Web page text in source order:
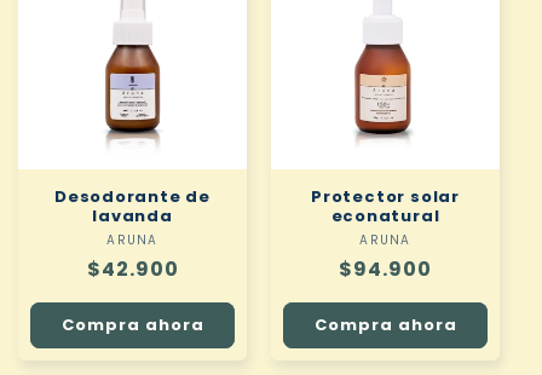
Desodorante de
lavanda
Proveedor:
ARUNA
Precio
habitual
$42.900
Compra ahora
Protector solar
econatural
Proveedor:
ARUNA
Precio
habitual
$94.900
Compra ahora